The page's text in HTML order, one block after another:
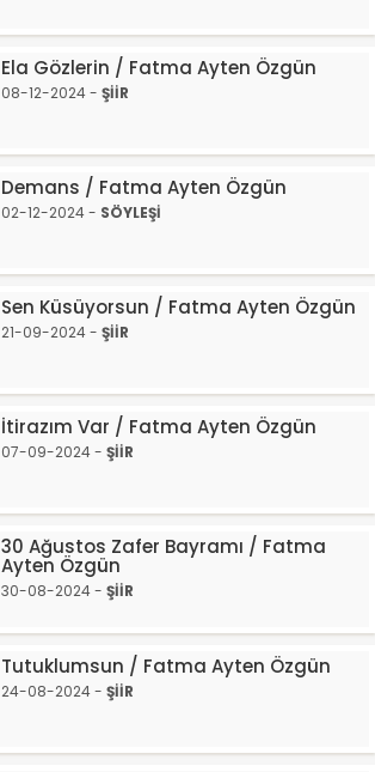
Ela Gözlerin / Fatma Ayten Özgün
08-12-2024 - ŞİİR
Demans / Fatma Ayten Özgün
02-12-2024 - SÖYLEŞİ
Sen Küsüyorsun / Fatma Ayten Özgün
21-09-2024 - ŞİİR
İtirazım Var / Fatma Ayten Özgün
07-09-2024 - ŞİİR
30 Ağustos Zafer Bayramı / Fatma
Ayten Özgün
30-08-2024 - ŞİİR
Tutuklumsun / Fatma Ayten Özgün
24-08-2024 - ŞİİR